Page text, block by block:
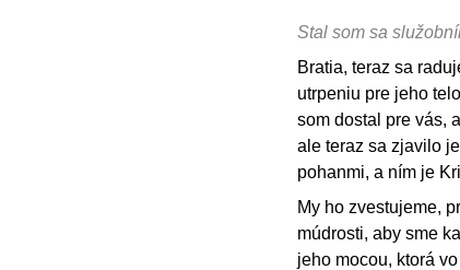
Stal som sa
Bratia, teraz sa
utrpeniu pre jeho
som dostal pre vás,
ale teraz sa zjavilo
pohanmi, a ním je
My ho zvestujeme,
múdrosti, aby sme
jeho mocou, ktorá